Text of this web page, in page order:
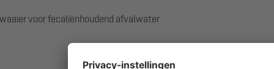
voor fecaliënhoudend afvalwater